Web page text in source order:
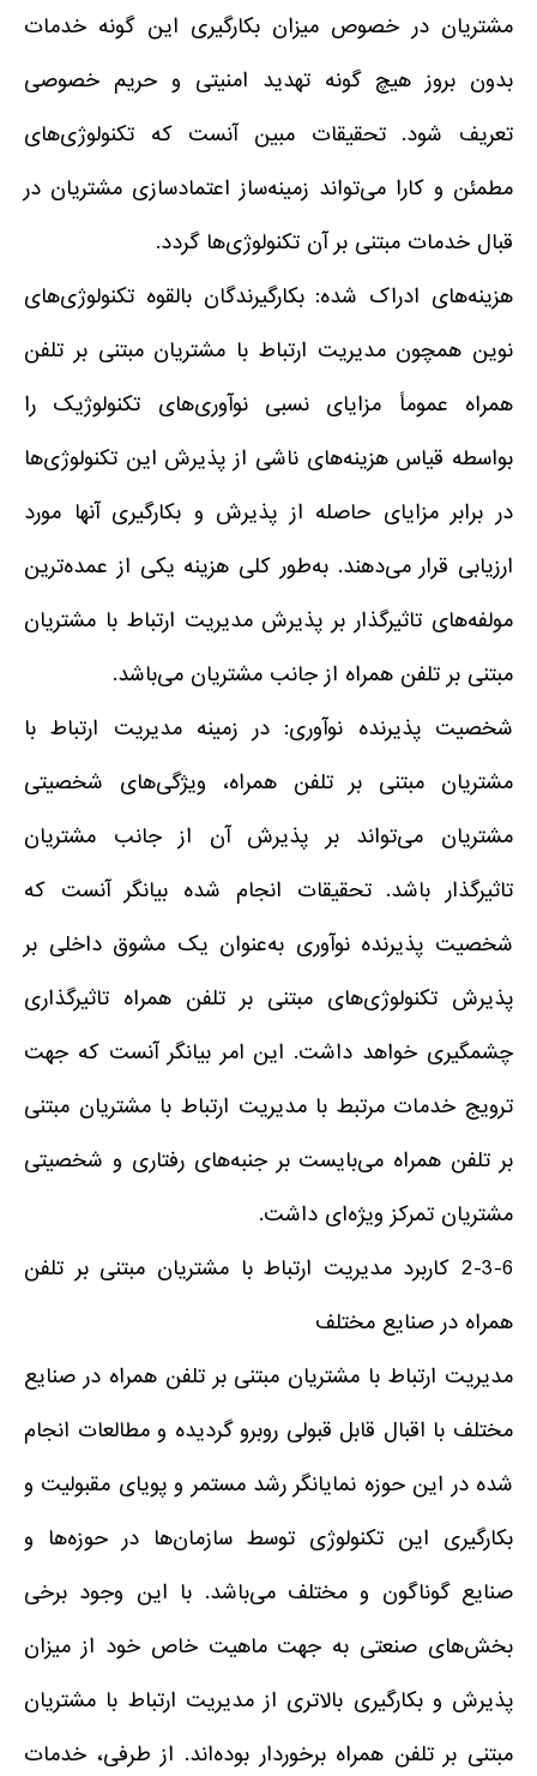
مشتریان در خصوص میزان بکارگیری این گونه خدمات
بدون بروز هیچ گونه تهدید امنیتی و حریم خصوصی
تعریف شود. تحقیقات مبین آنست که تکنولوژی‌های
مطمئن و کارا می‌تواند زمینه‌ساز اعتمادسازی مشتریان در
قبال خدمات مبتنی بر آن تکنولوژی‌ها گردد.
هزینه‌های ادراک شده: بکارگیرندگان بالقوه تکنولوژی‌های
نوین همچون مدیریت ارتباط با مشتریان مبتنی بر تلفن
همراه عموماً مزایای نسبی نوآوری‌های تکنولوژیک را
بواسطه قیاس هزینه‌های ناشی از پذیرش این تکنولوژی‌ها
در برابر مزایای حاصله از پذیرش و بکارگیری آنها مورد
ارزیابی قرار می‌دهند. به‌طور کلی هزینه یکی از عمده‌ترین
مولفه‌های تاثیرگذار بر پذیرش مدیریت ارتباط با مشتریان
مبتنی بر تلفن همراه از جانب مشتریان می‌باشد.
شخصیت پذیرنده نوآوری: در زمینه مدیریت ارتباط با
مشتریان مبتنی بر تلفن همراه، ویژگی‌های شخصیتی
مشتریان می‌تواند بر پذیرش آن از جانب مشتریان
تاثیرگذار باشد. تحقیقات انجام شده بیانگر آنست که
شخصیت پذیرنده نوآوری به‌عنوان یک مشوق داخلی بر
پذیرش تکنولوژی‌های مبتنی بر تلفن همراه تاثیرگذاری
چشمگیری خواهد داشت. این امر بیانگر آنست که جهت
ترویج خدمات مرتبط با مدیریت ارتباط با مشتریان مبتنی
بر تلفن همراه می‌بایست بر جنبه‌های رفتاری و شخصیتی
مشتریان تمرکز ویژه‌ای داشت.
2-3-6 کاربرد مدیریت ارتباط با مشتریان مبتنی بر تلفن
همراه در صنایع مختلف
مدیریت ارتباط با مشتریان مبتنی بر تلفن همراه در صنایع
مختلف با اقبال قابل قبولی روبرو گردیده و مطالعات انجام
شده در این حوزه نمایانگر رشد مستمر و پویای مقبولیت و
بکارگیری این تکنولوژی توسط سازمان‌ها در حوزه‌ها و
صنایع گوناگون و مختلف می‌باشد. با این وجود برخی
بخش‌های صنعتی به جهت ماهیت خاص خود از میزان
پذیرش و بکارگیری بالاتری از مدیریت ارتباط با مشتریان
مبتنی بر تلفن همراه برخوردار بوده‌اند. از طرفی، خدمات